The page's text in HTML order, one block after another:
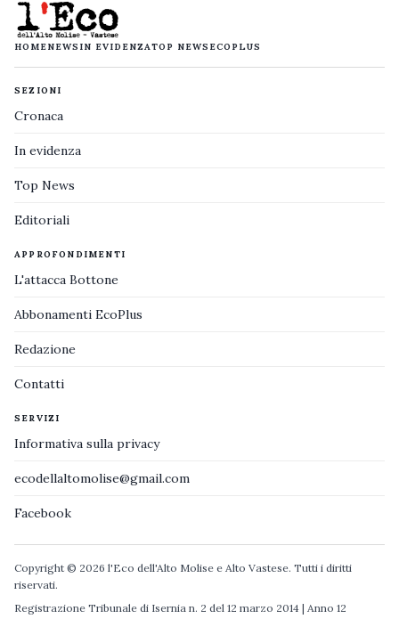
HOMENEWS IN EVIDENZATOP NEWS ECOPLUS
SEZIONI
Cronaca
In evidenza
Top News
Editoriali
APPROFONDIMENTI
L'attacca Bottone
Abbonamenti EcoPlus
Redazione
Contatti
SERVIZI
Informativa sulla privacy
ecodellaltomolise@gmail.com
Facebook
Copyright © 2026 l'Eco dell'Alto Molise e Alto Vastese. Tutti i diritti
riservati.
Registrazione Tribunale di Isernia n. 2 del 12 marzo 2014 | Anno 12